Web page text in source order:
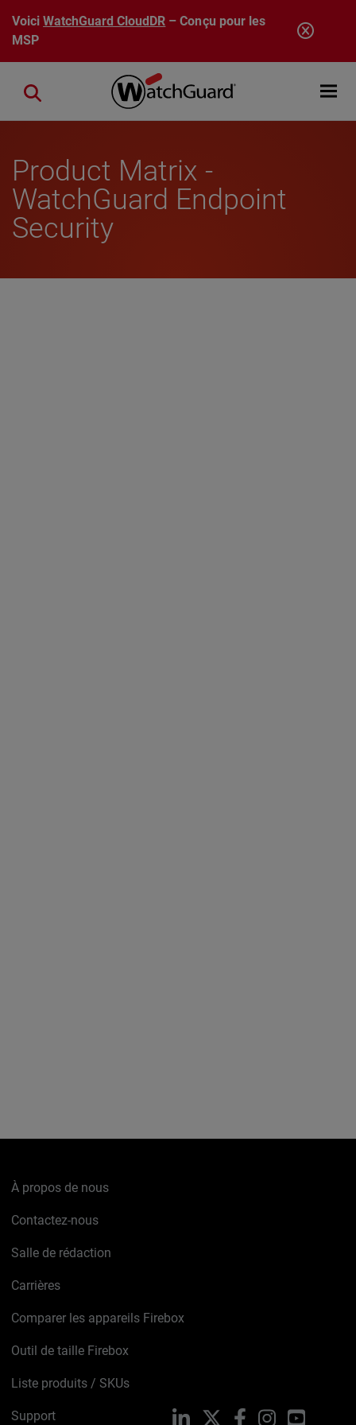
Aller au contenu principal
VoiciWatchGuard CloudDR – Conçu pour les
MSP
Open
Close search
Product Matrix -
WatchGuard Endpoint
Security
À propos de nous
Contactez-nous
Salle de rédaction
Carrières
Comparer les appareils Firebox
Outil de taille Firebox
Liste produits / SKUs
Support LinkedIn FacebookInstagramYouTube